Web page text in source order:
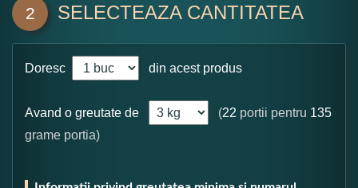
2 SELECTEAZA CANTITATEA
Doresc din acest produs
Avand o greutate de (22 portii pentru 135
grame portia)